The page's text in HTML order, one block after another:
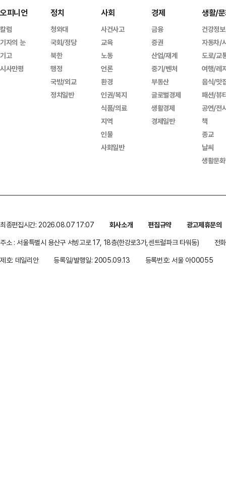
오피니언
칼럼
기자의 눈
기고
시사만평
정치
청와대
국회/정당
북한
행정
국방/외교
정치일반
사회
사건사고
교육
노동
언론
환경
인권/복지
식품/의료
지역
인물
사회일반
경제
금융
증권
산업/재계
중기/벤처
부동산
글로벌경제
생활경제
경제일반
생활/
건강정보
자동차/
도로/교
여행/레
음식/맛
패션/뷰
공연/전
책
종교
날씨
생활문
최종편집시간: 2026.08.07 17:07 회사소개 편집규약
광고제휴문의
주소 : 서울특별시 용산구 서빙고로 17, 18층(한강로3가,센트럴파크 타워동)
전
제호: 데일리안
등록일/발행일: 2005.09.13 등록번호: 서울 아00055